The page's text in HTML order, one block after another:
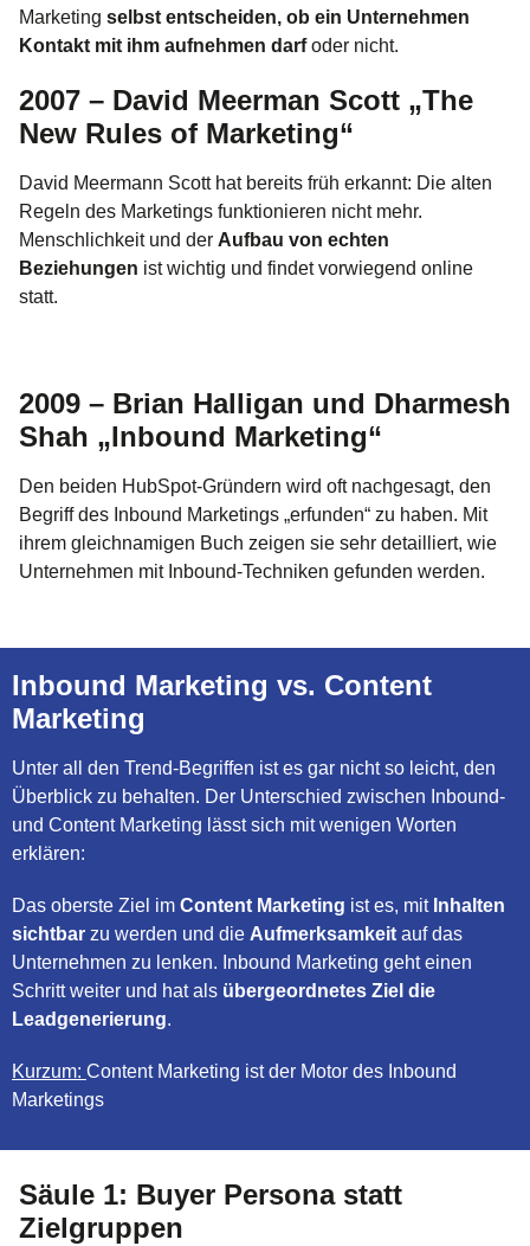
Marketing selbst entscheiden, ob ein Unternehmen
Kontakt mit ihm aufnehmen darfoder nicht.
2007 – David Meerman Scott „The
New Rules of Marketing“
David Meermann Scott hat bereits früh erkannt: Die alten
Regeln des Marketings funktionieren nicht mehr.
Menschlichkeit und der Aufbau von echten
Beziehungen ist wichtig und findet vorwiegend online
statt.
2009 – Brian Halligan und Dharmesh
Shah „Inbound Marketing“
Den beiden HubSpot-Gründern wird oft nachgesagt, den
Begriff des Inbound Marketings „erfunden“ zu haben. Mit
ihrem gleichnamigen Buch zeigen sie sehr detailliert, wie
Unternehmen mit Inbound-Techniken gefunden werden.
Inbound Marketing vs. Content
Marketing
Unter all den Trend-Begriffen ist es gar nicht so leicht, den
Überblick zu behalten. Der Unterschied zwischen Inbound-
und Content Marketing lässt sich mit wenigen Worten
erklären:
Das oberste Ziel im Content Marketing ist es, mit Inhalten
sichtbar zu werden und die Aufmerksamkeit auf das
Unternehmen zu lenken. Inbound Marketing geht einen
Schritt weiter und hat als übergeordnetes Ziel die
Leadgenerierung.
Kurzum: Content Marketing ist der Motor des Inbound
Marketings
Säule 1: Buyer Persona statt
Zielgruppen